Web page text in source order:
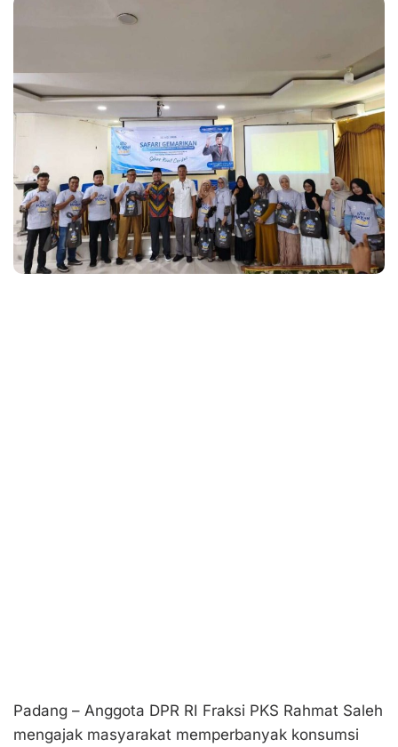
Padang – Anggota DPR RI Fraksi PKS Rahmat Saleh
mengajak masyarakat memperbanyak konsumsi